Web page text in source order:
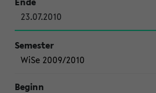
23.07.2010
WiSe 2009/2010